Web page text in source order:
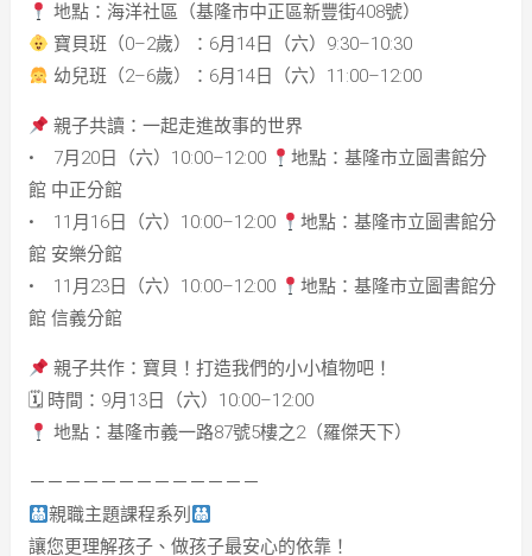
地點：海洋社區（基隆市中正區新豐街408號）
寶貝班（0–2歲）：6月14日（六）9:30–10:30
幼兒班（2–6歲）：6月14日（六）11:00–12:00
親子共讀：一起走進故事的世界
• 7月20日（六）10:00–12:00
地點：基隆市立圖書館分
館 中正分館
• 11月16日（六）10:00–12:00
地點：基隆市立圖書館分
館 安樂分館
• 11月23日（六）10:00–12:00
地點：基隆市立圖書館分
館 信義分館
親子共作：寶貝！打造我們的小小植物吧！
🗓 時間：9月13日（六）10:00–12:00
地點：基隆市義一路87號5樓之2（羅傑天下）
－－－－－－－－－－－－－
親職主題課程系列
讓您更理解孩子、做孩子最安心的依靠！